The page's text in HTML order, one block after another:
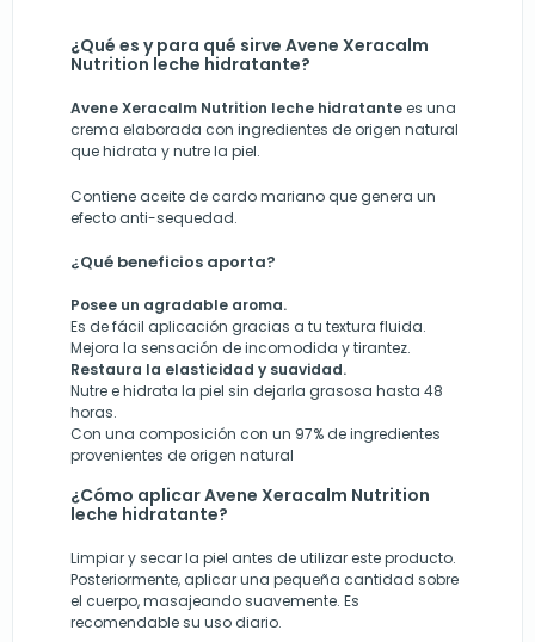
¿Qué es y para qué sirve Avene Xeracalm
Nutrition leche hidratante?
Avene Xeracalm Nutrition leche hidratantees una
crema elaborada con ingredientes de origen natural
que hidrata y nutre la piel.
Contiene aceite de cardo mariano que genera un
efecto anti-sequedad.
¿Qué beneficios aporta?
Posee un agradable aroma.
Es de fácil aplicación gracias a tu textura fluida.
Mejora la sensación de incomodida y tirantez.
Restaura la elasticidad y suavidad.
Nutre e hidrata la piel sin dejarla grasosa hasta 48
horas.
Con una composición con un 97% de ingredientes
provenientes de origen natural
¿Cómo aplicar Avene Xeracalm Nutrition
leche hidratante?
Limpiar y secar la piel antes de utilizar este producto.
Posteriormente, aplicar una pequeña cantidad sobre
el cuerpo, masajeando suavemente. Es
recomendable su uso diario.